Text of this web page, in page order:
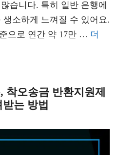
습니다. 특히 일반 은행에
소하게 느껴질 수 있어요.
으로 연간 약 17만 … 더
착오송금 반환지원제
는 방법